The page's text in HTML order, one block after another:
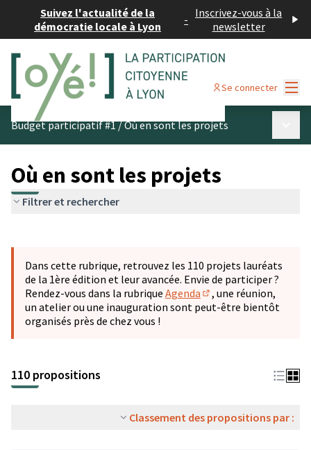
Suivez l'actualité de la
démocratie locale à Lyon
- Inscrivez-vous à la
newsletter
Se connecter
Budget participatif #1/Où en sont les projets
Où en sont les projets
Filtrer et rechercher
−
Dans cette rubrique, retrouvez les 110 projets lauréats
de la 1ère édition et leur avancée. Envie de participer ?
Rendez-vous dans la rubrique Agenda
(S'ouvre dans un
, une réunion,
un atelier ou une inauguration sont peut-être bientôt
organisés près de chez vous !
110 propositions
Classement des propositions par :